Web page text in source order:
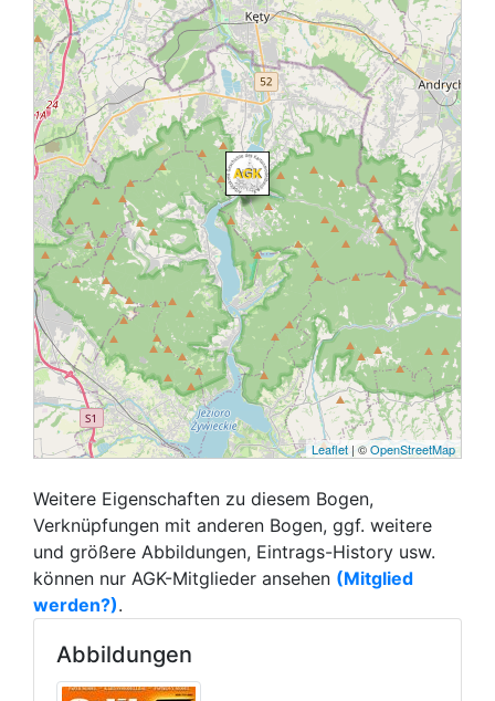
Leaflet | ©OpenStreetMap
Weitere Eigenschaften zu diesem Bogen,
Verknüpfungen mit anderen Bogen, ggf. weitere
und größere Abbildungen, Eintrags-History usw.
können nur AGK-Mitglieder ansehen (Mitglied
werden?).
Abbildungen